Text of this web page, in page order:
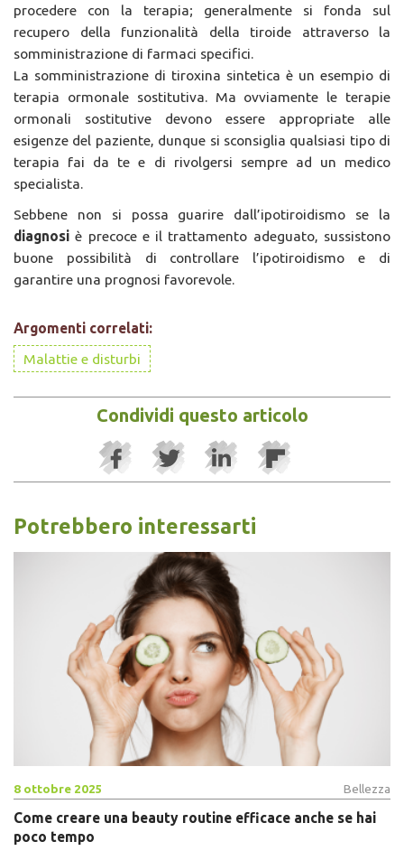
procedere con la terapia; generalmente si fonda sul
recupero della funzionalità della tiroide attraverso la
somministrazione di farmaci specifici.
La somministrazione di tiroxina sintetica è un esempio di
terapia ormonale sostitutiva. Ma ovviamente le terapie
ormonali sostitutive devono essere appropriate alle
esigenze del paziente, dunque si sconsiglia qualsiasi tipo di
terapia fai da te e di rivolgersi sempre ad un medico
specialista.
Sebbene non si possa guarire dall’ipotiroidismo se la
diagnosiè precoce e il trattamento adeguato, sussistono
buone possibilità di controllare l’ipotiroidismo e di
garantire una prognosi favorevole.
Argomenti correlati:
Malattie e disturbi
Condividi questo articolo
Potrebbero interessarti
8 ottobre 2025 Bellezza
Come creare una beauty routine efficace anche se hai
poco tempo